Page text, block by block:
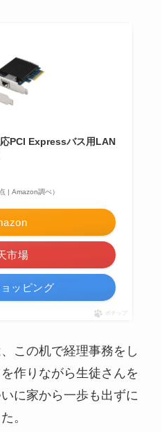
PCI Expressバス用LAN
| Amazon調べ）
市場
ッピング
ポチップ
この机で経理事務をし
作りながら生徒さんを
に家から一歩も出ずに
。